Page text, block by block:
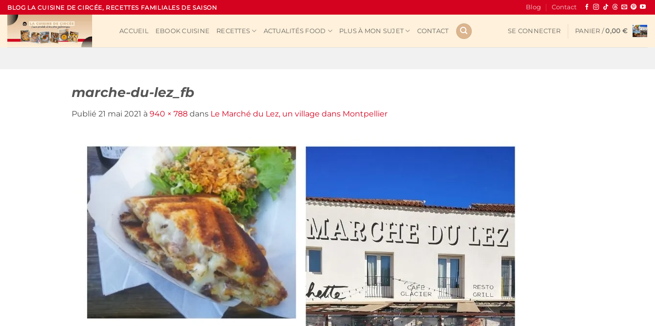
Passer
au
contenu
BLOG LA CUISINE DE CIRCÉE, RECETTES FAMILIALES DE SAISON Blog Contact
ACCUEIL EBOOK CUISINE RECETTES ACTUALITÉS FOOD PLUS À MON SUJET CONTACT SE CONNECTER PANIER /0,00 €
marche-du-lez_fb
Publié 21 mai 2021 à 940 × 788 dans Le Marché du Lez, un village dans Montpellier